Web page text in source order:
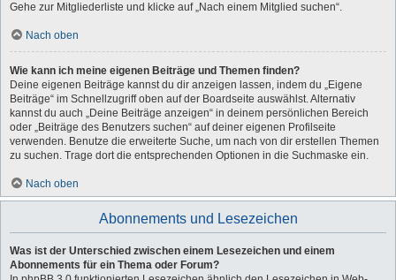
Gehe zur Mitgliederliste und klicke auf „Nach einem Mitglied suchen“.
Nach oben
Wie kann ich meine eigenen Beiträge und Themen finden?
Deine eigenen Beiträge kannst du dir anzeigen lassen, indem du „Eigene
Beiträge“ im Schnellzugriff oben auf der Boardseite auswählst. Alternativ
kannst du auch „Deine Beiträge anzeigen“ in deinem persönlichen Bereich
oder „Beiträge des Benutzers suchen“ auf deiner eigenen Profilseite
verwenden. Benutze die erweiterte Suche, um nach von dir erstellen Themen
zu suchen. Trage dort die entsprechenden Optionen in die Suchmaske ein.
Nach oben
Abonnements und Lesezeichen
Was ist der Unterschied zwischen einem Lesezeichen und einem
Abonnements für ein Thema oder Forum?